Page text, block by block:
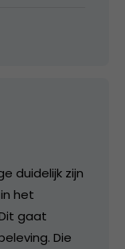
duidelijk zijn
het
gaat
Die